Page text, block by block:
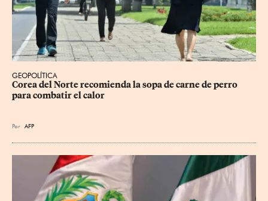
GEOPOLÍTICA
Corea del Norte recomienda la sopa de carne de perro
para combatir el calor
Por AFP